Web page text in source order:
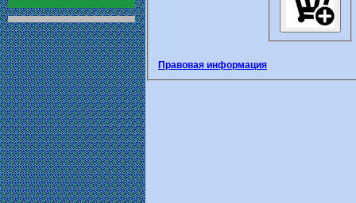
Правовая информация